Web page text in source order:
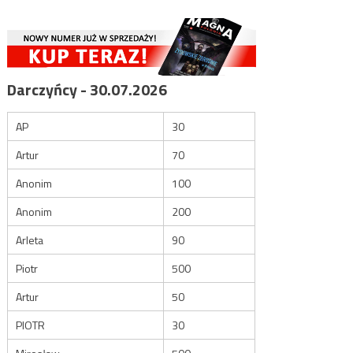
Darczyńcy - 30.07.2026
AP
30
Artur
70
Anonim
100
Anonim
200
Arleta
90
Piotr
500
Artur
50
PIOTR
30